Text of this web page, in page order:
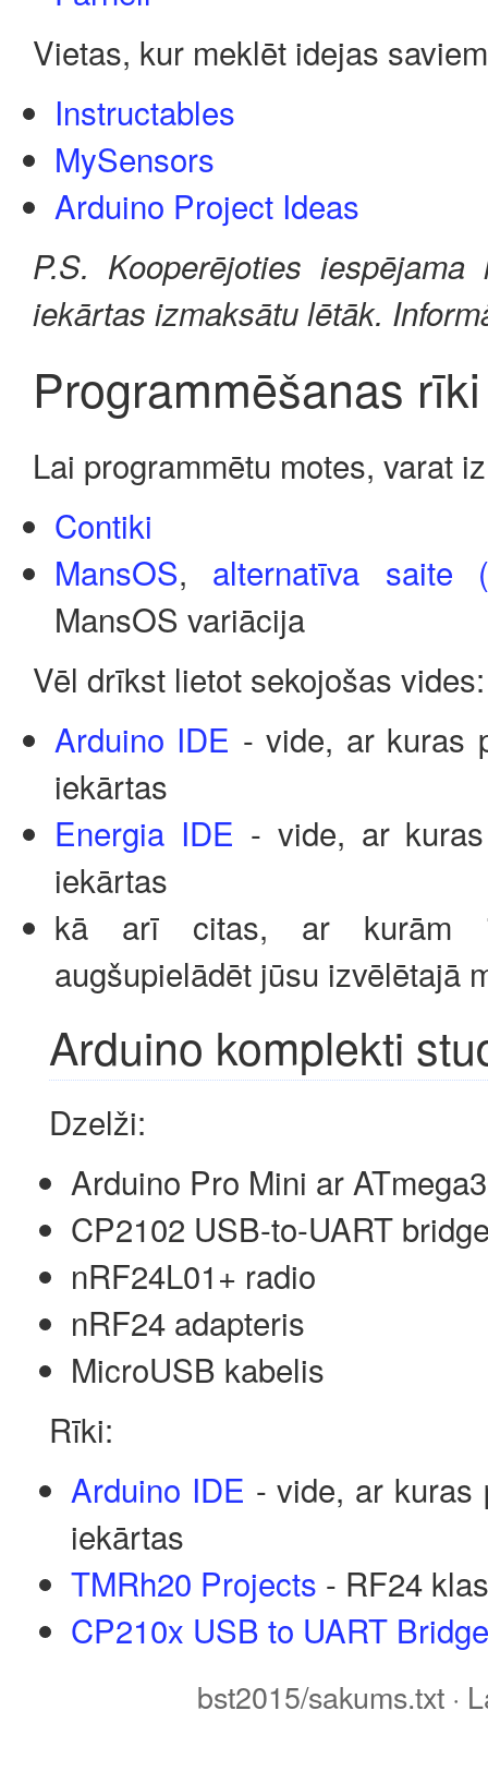
Vietas, kur meklēt idejas
Instructables
MySensors
Arduino Project Ideas
P.S. Kooperējoties
iekārtas izmaksātu lētāk.
Programmēšanas rīki
Lai programmētu motes, varat
Contiki
MansOS, alternatīva saite
MansOS variācija
Vēl drīkst lietot sekojošas vides:
Arduino IDE - vide, ar kuras
iekārtas
Energia IDE - vide, ar
iekārtas
kā arī citas, ar kurām
augšupielādēt jūsu izvēlētajā
Arduino komplekti
Dzelži:
Arduino Pro Mini ar
CP2102 USB-to-UART
nRF24L01+ radio
nRF24 adapteris
MicroUSB kabelis
Rīki:
Arduino IDE - vide, ar kuras
iekārtas
TMRh20 Projects - RF24
CP210x USB to UART
bst2015/sakums.txt ·